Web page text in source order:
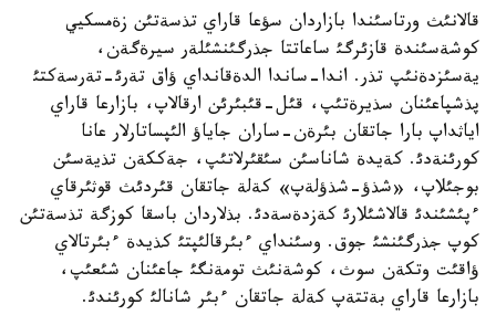
قالانئث ورتاسئندا بازاردان سؤعا قاراي تذسةتئن زةمسكيي
كوشةسئندة قازئرگئ ساعاتتا جذرگئنشئلةر سيرةگةن،
يةسئزدةنئپ تذر. اندا-ساندا الدةقانداي ؤاق تةرئ-تةرسةكتئ
پذشپاعئنان سذيرةتئپ، قئل-قئبئرئن ارقالاپ، بازارعا قاراي
اياثداپ بارا جاتقان بئرةن-ساران جاياؤ الئپساتارلار عانا
كورئنةدئ. كةيدة شاناسئن سئقئرلاتئپ، جةككةن تذيةسئن
بوجئلاپ، «شذؤ-شذؤلةپ» كةلة جاتقان قئردئث قوثئرقاي
ءپئشئندئ قالاشئلارئ كةزدةسةدئ. بذلاردان باسقا كوزگة تذسةتئن
كوپ جذرگئنشئ جوق. وسئنداي ءبئرقالئپتئ كذيدة ءبئرتالاي
ؤاقئت وتكةن سوث، كوشةنئث تومةنگئ جاعئنان شئعئپ،
بازارعا قاراي بةتتةپ كةلة جاتقان ءبئر شانالئ كورئندئ.